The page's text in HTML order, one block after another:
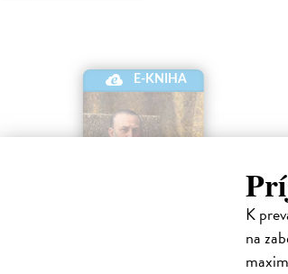
K
na
E-KNIHA